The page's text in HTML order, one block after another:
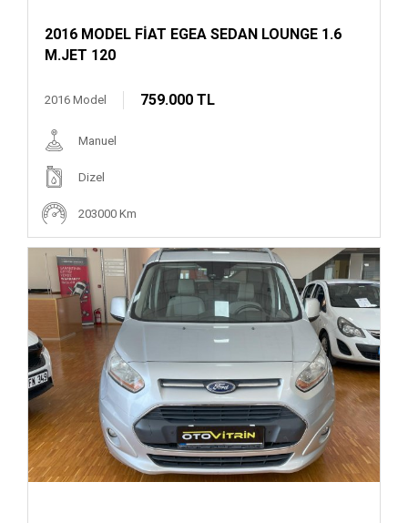
2016 MODEL FİAT EGEA SEDAN LOUNGE 1.6
M.JET 120
2016 Model 759.000 TL
Manuel
Dizel
203000 Km